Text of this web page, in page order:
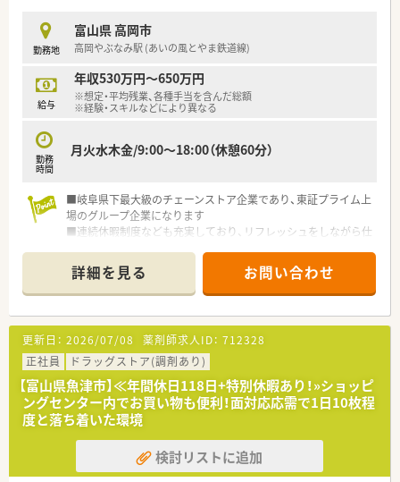
こうした働きやすい環境づくりに力を入れている『さくら薬局グ
ループ』でご活躍されてみませんか？
★薬剤師スキルの向上が可能！
医師の開業支援も行っており、開院時からマンツーマン体制を整
えている調剤薬局が多くあります。
そのため、しっかりと薬剤師スキルを豊富な処方箋枚数から向上
させることが可能です。
また、患者様へのフォローアップやトレーシングレポートの作成
などを通して、地域の患者様の健康に寄り添っています。
★挑戦する人にはチャンス（多彩なキャリアパス）があります！
年齢や性別は関係なく、実務力を兼ね備え挑戦をする姿勢の方に
はチャンスが与えられます。
毎年、自分のキャリアイメージ申告、ライフスタイル申告など、
年間２回の面談では、上長と自身のビジョンや悩みなど話すスタ
ッフが多く、1人1人の考えを重視しています。
薬剤師は原則日祝は完全休み！
日祝と特別休暇をつなげ連休を取る社員も多く、
毎年付与されるワークライフバランス（WLB）休暇9日間を組み
合わせて海外旅行や帰省などに利用しています。
希望する特別休暇取得率が100％となっておりますので、ご安心
ください。
ワークライフバランスを重視される方には魅力的な制度となっ
ています。
勤務地
富山県 高岡市
高岡やぶなみ駅 (あいの風とやま鉄道線)
給与
年収530万円～650万円
※想定・平均残業、各種手当を含んだ総額
※経験・スキルなどにより異なる
勤務
時間
月火水木金/9:00～18:00（休憩60分）
■岐阜県下最大級のチェーンストア企業であり、東証プライム上
場のグループ企業になります
■連続休暇制度なども充実しており、リフレッシュをしながら仕
詳細を見る お問い合わせ
更新日： 2026/07/08 薬剤師求人ID： 712328
正社員
ドラッグストア(調剤あり)
【富山県魚津市】≪年間休日118日+特別休暇あり！»ショッピ
ングセンター内でお買い物も便利！面対応応需で1日10枚程
度と落ち着いた環境
検討リストに追加